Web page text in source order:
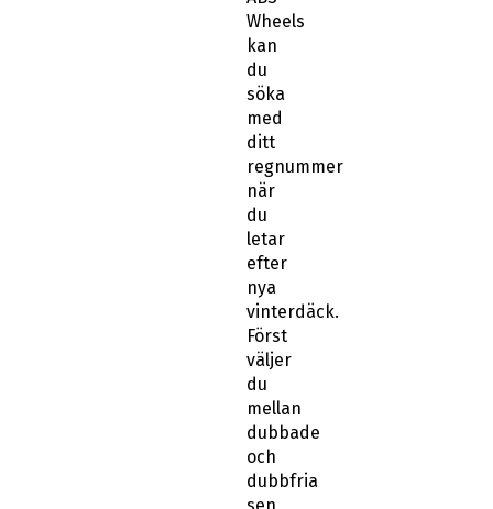
Wheels
kan
du
söka
med
ditt
regnummer
när
du
letar
efter
nya
vinterdäck.
Först
väljer
du
mellan
dubbade
och
dubbfria
sen